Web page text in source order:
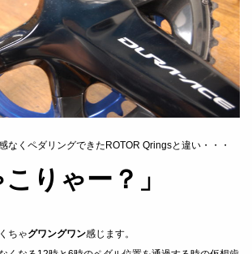
なくペダリングできたROTOR Qringsと違い・・・
こりゃー？」
ちゃグワングワン感じます。